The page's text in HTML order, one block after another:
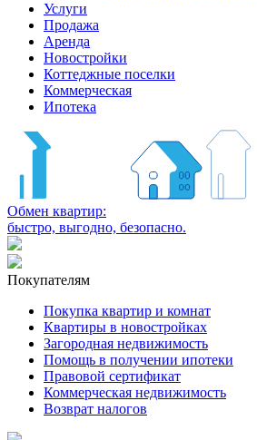
Услуги
Продажа
Аренда
Новостройки
Коттеджные поселки
Коммерческая
Ипотека
Обмен квартир:
быстро, выгодно, безопасно.
Покупателям
Покупка квартир и комнат
Квартиры в новостройках
Загородная недвижимость
Помощь в получении ипотеки
Правовой сертификат
Коммерческая недвижимость
Возврат налогов